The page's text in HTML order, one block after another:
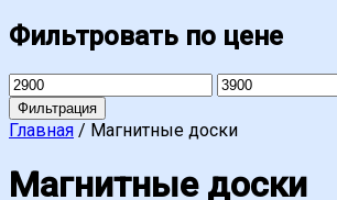
Фильтровать по цене
Минимальная
цена
Максимальная
цена
Фильтрация
Главная / Магнитные доски
Магнитные доски